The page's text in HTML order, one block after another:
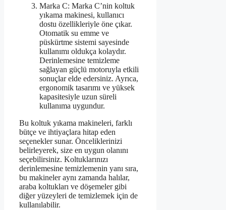
Marka C: Marka C’nin koltuk
yıkama makinesi, kullanıcı
dostu özellikleriyle öne çıkar.
Otomatik su emme ve
püskürtme sistemi sayesinde
kullanımı oldukça kolaydır.
Derinlemesine temizleme
sağlayan güçlü motoruyla etkili
sonuçlar elde edersiniz. Ayrıca,
ergonomik tasarımı ve yüksek
kapasitesiyle uzun süreli
kullanıma uygundur.
Bu koltuk yıkama makineleri, farklı
bütçe ve ihtiyaçlara hitap eden
seçenekler sunar. Önceliklerinizi
belirleyerek, size en uygun olanını
seçebilirsiniz. Koltuklarınızı
derinlemesine temizlemenin yanı sıra,
bu makineler aynı zamanda halılar,
araba koltukları ve döşemeler gibi
diğer yüzeyleri de temizlemek için de
kullanılabilir.